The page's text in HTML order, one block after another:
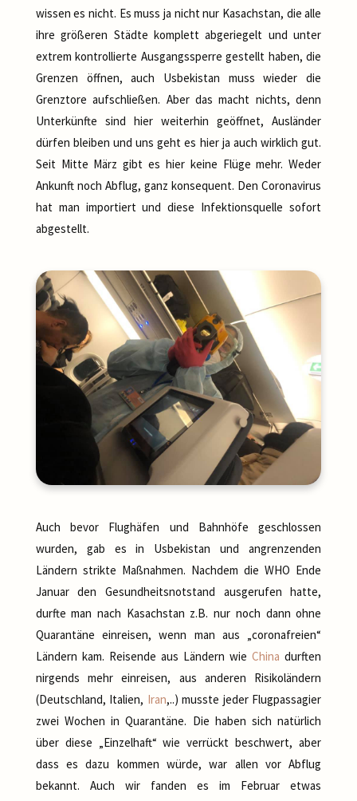
wissen es nicht. Es muss ja nicht nur Kasachstan, die alle
ihre größeren Städte komplett abgeriegelt und unter
extrem kontrollierte Ausgangssperre gestellt haben, die
Grenzen öffnen, auch Usbekistan muss wieder die
Grenztore aufschließen. Aber das macht nichts, denn
Unterkünfte sind hier weiterhin geöffnet, Ausländer
dürfen bleiben und uns geht es hier ja auch wirklich gut.
Seit Mitte März gibt es hier keine Flüge mehr. Weder
Ankunft noch Abflug, ganz konsequent. Den Coronavirus
hat man importiert und diese Infektionsquelle sofort
abgestellt.
Auch bevor Flughäfen und Bahnhöfe geschlossen
wurden, gab es in Usbekistan und angrenzenden
Ländern strikte Maßnahmen. Nachdem die WHO Ende
Januar den Gesundheitsnotstand ausgerufen hatte,
durfte man nach Kasachstan z.B. nur noch dann ohne
Quarantäne einreisen, wenn man aus „coronafreien“
Ländern kam. Reisende aus Ländern wieChina durften
nirgends mehr einreisen, aus anderen Risikoländern
(Deutschland, Italien, Iran,..) musste jeder Flugpassagier
zwei Wochen in Quarantäne. Die haben sich natürlich
über diese „Einzelhaft“ wie verrückt beschwert, aber
dass es dazu kommen würde, war allen vor Abflug
bekannt. Auch wir fanden es im Februar etwas